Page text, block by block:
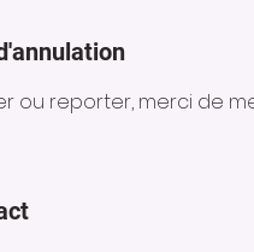
ou reporter, merci de